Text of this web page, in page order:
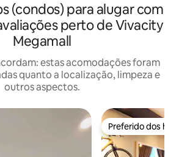
(condos) para alugar com
perto de Vivacity
Megamall
estas acomodações foram
quanto a localização, limpeza e
outros aspectos.
Preferido dos
Preferido dos